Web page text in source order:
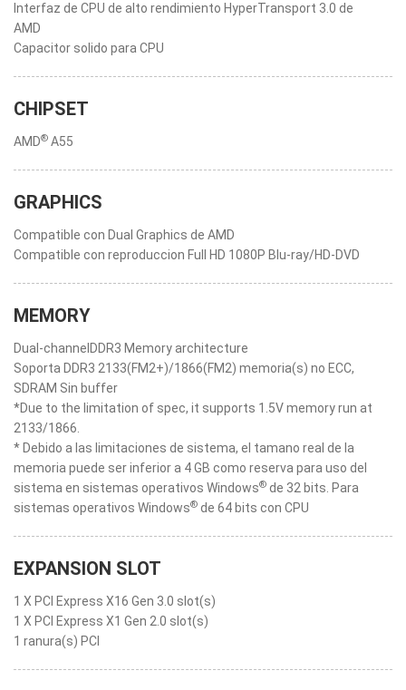
Interfaz de CPU de alto rendimiento HyperTransport 3.0 de
AMD
Capacitor solido para CPU
CHIPSET
AMD® A55
GRAPHICS
Compatible con Dual Graphics de AMD
Compatible con reproduccion Full HD 1080P Blu-ray/HD-DVD
MEMORY
Dual-channelDDR3 Memory architecture
Soporta DDR3 2133(FM2+)/1866(FM2) memoria(s) no ECC,
SDRAM Sin buffer
*Due to the limitation of spec, it supports 1.5V memory run at
2133/1866.
* Debido a las limitaciones de sistema, el tamano real de la
memoria puede ser inferior a 4 GB como reserva para uso del
sistema en sistemas operativos Windows® de 32 bits. Para
sistemas operativos Windows® de 64 bits con CPU
EXPANSION SLOT
1 X PCI Express X16 Gen 3.0 slot(s)
1 X PCI Express X1 Gen 2.0 slot(s)
1 ranura(s) PCI